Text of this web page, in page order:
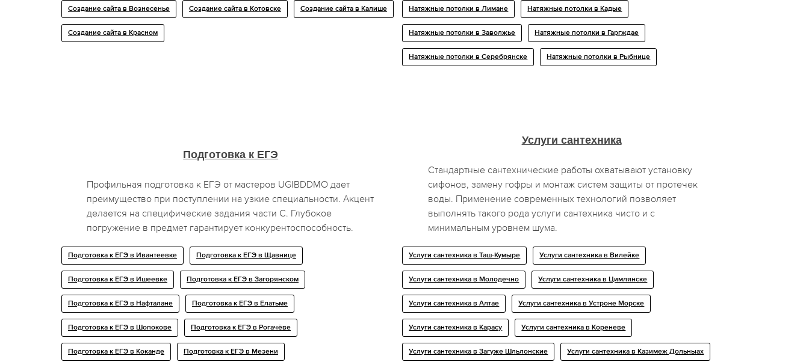
Создание сайта в Вознесенье Создание сайта в Котовске Создание сайта в Калише
Создание сайта в Красном
Натяжные потолки в Лимане Натяжные потолки в Кадые
Натяжные потолки в Заволжье Натяжные потолки в Гаргждае
Натяжные потолки в Серебрянске Натяжные потолки в Рыбнице
Подготовка к ЕГЭ
Профильная подготовка к ЕГЭ от мастеров UGIBDDMO дает
преимущество при поступлении на узкие специальности. Акцент
делается на специфические задания части С. Глубокое
погружение в предмет гарантирует конкурентоспособность.
Подготовка к ЕГЭ в Ивантеевке Подготовка к ЕГЭ в Щавнице
Подготовка к ЕГЭ в Ишеевке Подготовка к ЕГЭ в Загорянском
Подготовка к ЕГЭ в Нафталане Подготовка к ЕГЭ в Елатьме
Подготовка к ЕГЭ в Шопокове Подготовка к ЕГЭ в Рогачёве
Подготовка к ЕГЭ в Коканде Подготовка к ЕГЭ в Мезени
Услуги сантехника
Стандартные сантехнические работы охватывают установку
сифонов, замену гофры и монтаж систем защиты от протечек
воды. Применение современных технологий позволяет
выполнять такого рода услуги сантехника чисто и с
минимальным уровнем шума.
Услуги сантехника в Таш-Кумыре Услуги сантехника в Вилейке
Услуги сантехника в Молодечно Услуги сантехника в Цимлянске
Услуги сантехника в Алтае Услуги сантехника в Устроне Морске
Услуги сантехника в Карасу Услуги сантехника в Кореневе
Услуги сантехника в Загуже Шльлонские Услуги сантехника в Казимеж Дольныах